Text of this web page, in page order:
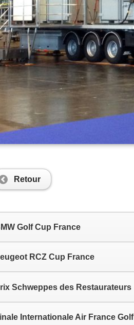
Retour
Golf Cup France
RCZ Cup France
Schweppes des Restaurateurs
Internationale Air France Golf